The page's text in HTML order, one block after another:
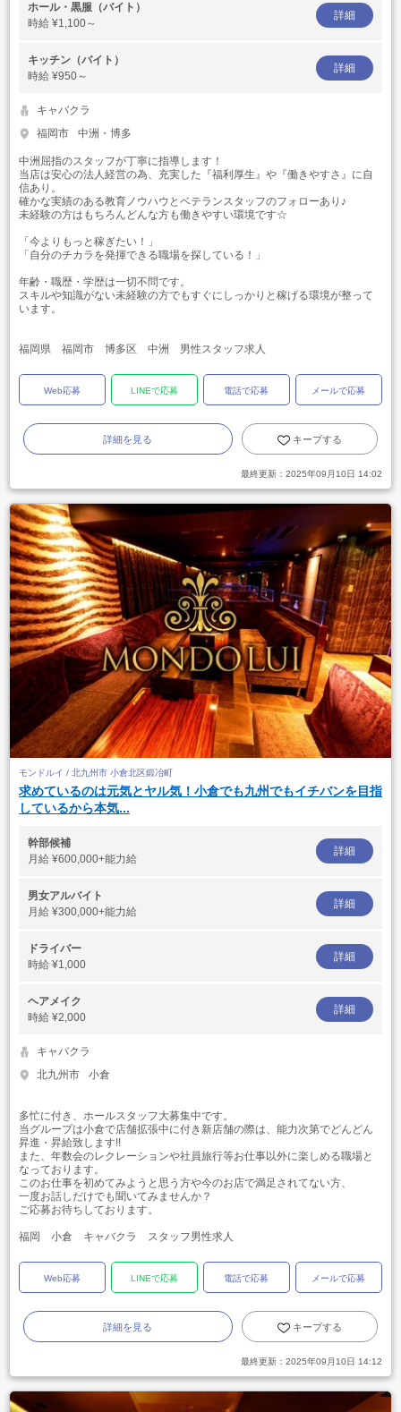
ホール・黒服（バイト）
時給 ¥1,100～
詳細
キッチン（バイト）
時給 ¥950～
詳細
キャバクラ
福岡市
中洲・博多
中洲屈指のスタッフが丁寧に指導します！
当店は安心の法人経営の為、充実した『福利厚生』や『働きやすさ』に自
信あり。
確かな実績のある教育ノウハウとベテランスタッフのフォローあり♪
未経験の方はもちろんどんな方も働きやすい環境です☆
「今よりもっと稼ぎたい！」
「自分のチカラを発揮できる職場を探している！」
年齢・職歴・学歴は一切不問です。
スキルや知識がない未経験の方でもすぐにしっかりと稼げる環境が整って
います。
福岡県 福岡市 博多区 中洲 男性スタッフ求人
Web応募 LINEで応募 電話で応募 メールで応募
詳細を見る キープする
最終更新： 2025年09月10日 14:02
モンドルイ / 北九州市 小倉北区鍛冶町
求めているのは元気とヤル気！小倉でも九州でもイチバンを目指
しているから本気...
幹部候補
月給 ¥600,000+能力給
詳細
男女アルバイト
月給 ¥300,000+能力給
詳細
ドライバー
時給 ¥1,000
詳細
ヘアメイク
時給 ¥2,000
詳細
キャバクラ
北九州市
小倉
多忙に付き、ホールスタッフ大募集中です。
当グループは小倉で店舗拡張中に付き新店舗の際は、能力次第でどんどん
昇進・昇給致します!!
また、年数会のレクレーションや社員旅行等お仕事以外に楽しめる職場と
なっております。
このお仕事を初めてみようと思う方や今のお店で満足されてない方、
一度お話しだけでも聞いてみませんか？
ご応募お待ちしております。
福岡 小倉 キャバクラ スタッフ男性求人
Web応募 LINEで応募 電話で応募 メールで応募
詳細を見る キープする
最終更新： 2025年09月10日 14:12